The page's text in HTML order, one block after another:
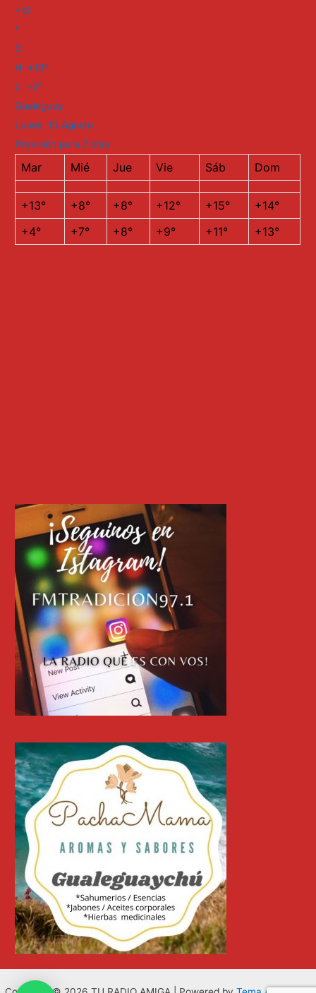
+12
°
C
H: +13°
L: +2°
Gualeguay
Lunes, 10 Agosto
Previsión para 7 días
Mar Mié Jue Vie Sáb Dom
+13° +8° +8° +12° +15° +14°
+4° +7° +8° +9° +11° +13°